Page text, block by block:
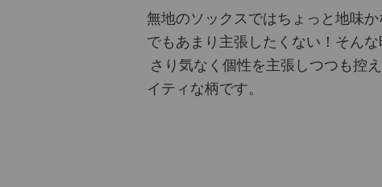
無地のソックスではちょっと地味か
でもあまり主張したくない！そん
さり気なく個性を主張しつつも控
イティな柄です。